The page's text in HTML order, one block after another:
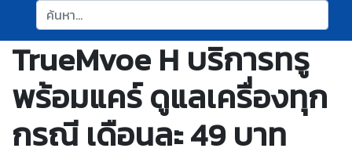
ค้นหา:
TrueMvoe H บริการทรู
พร้อมแคร์ ดูแลเครื่องทุก
กรณี เดือนละ 49 บาท